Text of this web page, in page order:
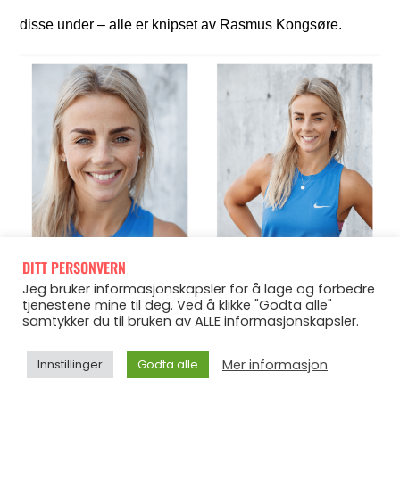
disse under – alle er knipset av Rasmus Kongsøre.
DITT PERSONVERN
Jeg bruker informasjonskapsler for å lage og forbedre
tjenestene mine til deg. Ved å klikke "Godta alle"
samtykker du til bruken av ALLE informasjonskapsler.
Innstillinger Godta alle Mer informasjon